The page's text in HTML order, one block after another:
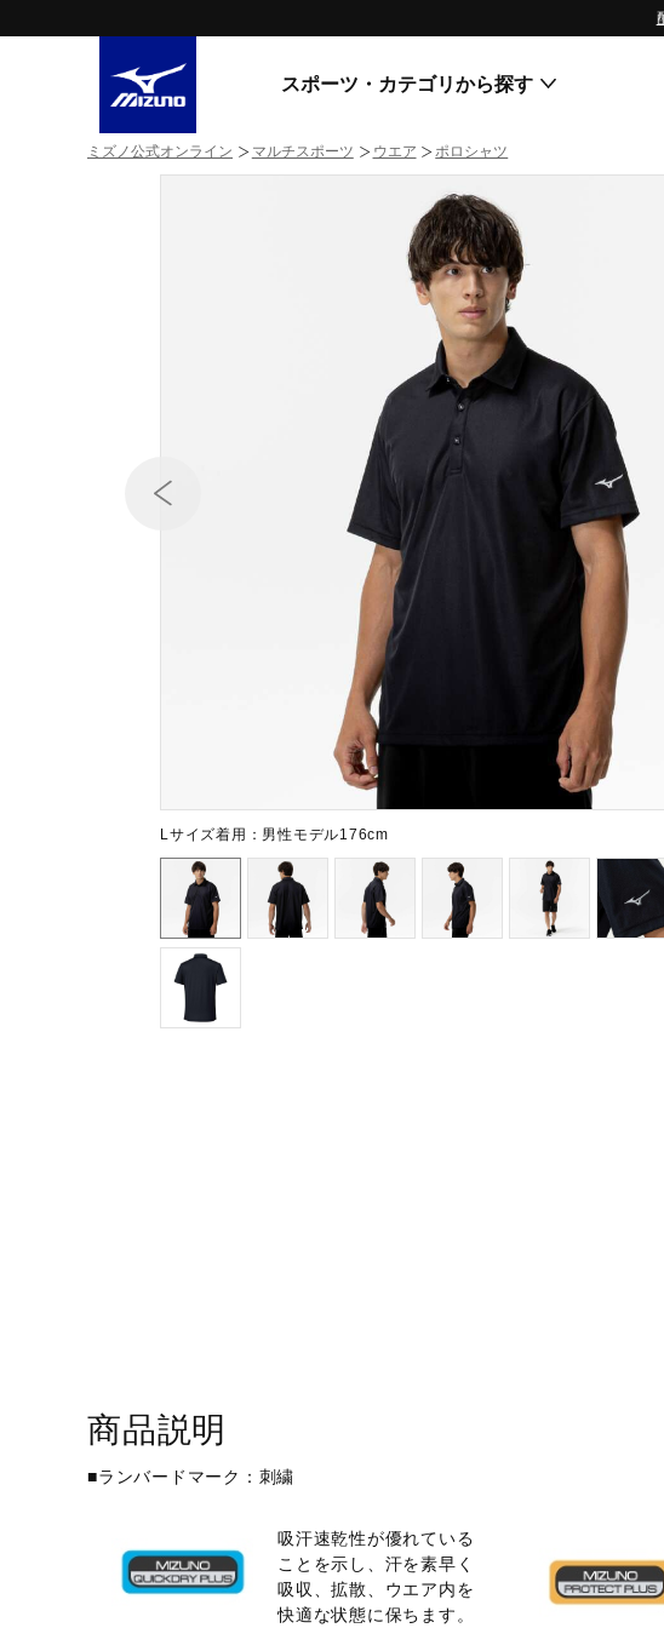
スポーツ・カテゴリから探す
スニーカー
ウィンタースポーツ
ウォーキングシューズ
ライフスタイルグッズ
スニーカー
すべてのシリーズ
WAVE PROPHECY
ゴアテックス
コラボレーション
その他シリーズ
スペシャル
WP STRAP 2
マーガレッ
KICKS &
スニーカー商品をすべて見る
ミズノ公式オンライン マルチスポーツ ウエア ポロシャツ
Lサイズ着用：男性モデル176cm
商品説明
■ランバードマーク：刺繍
吸汗速乾性が優れている
ことを示し、汗を素早く
吸収、拡散、ウエア内を
快適な状態に保ちます。